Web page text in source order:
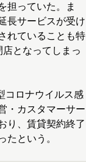
担っていた。ま
長サービスが受け
れていることも特
となってしまっ
ロナウイルス感
・カスタマーサー
り、賃貸契約終了
たという。